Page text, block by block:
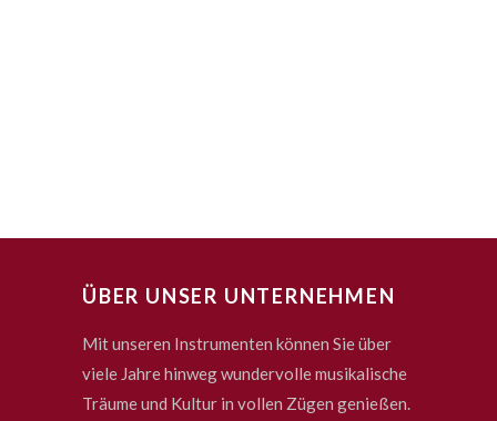
ÜBER UNSER UNTERNEHMEN
Mit unseren Instrumenten können Sie über
viele Jahre hinweg wundervolle musikalische
Träume und Kultur in vollen Zügen genießen.